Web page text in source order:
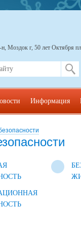
Моздок г, 50 лет Октября
Информация